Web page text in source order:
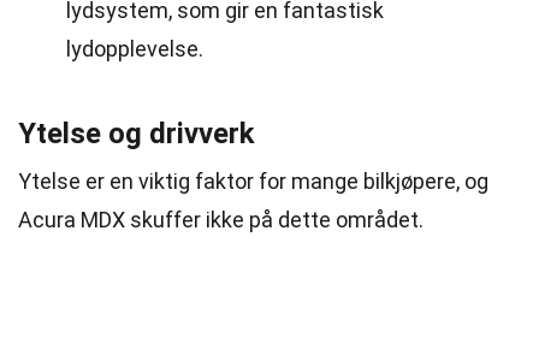
lydsystem, som gir en fantastisk
lydopplevelse.
Ytelse og drivverk
Ytelse er en viktig faktor for mange bilkjøpere, og
Acura MDX skuffer ikke på dette området.